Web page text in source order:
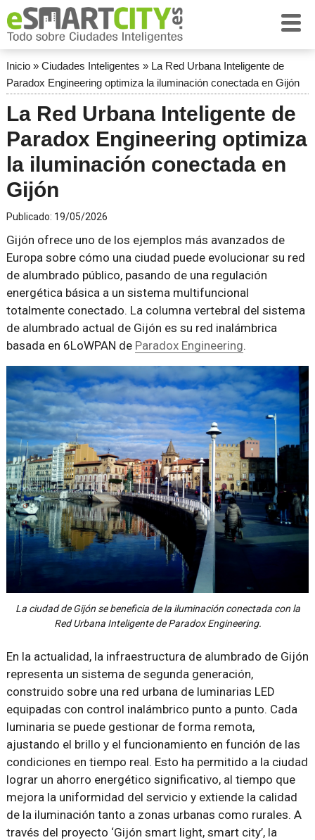
Inicio» Ciudades Inteligentes » La Red Urbana Inteligente de
Paradox Engineering optimiza la iluminación conectada en Gijón
La Red Urbana Inteligente de
Paradox Engineering optimiza
la iluminación conectada en
Gijón
Publicado: 19/05/2026
Gijón ofrece uno de los ejemplos más avanzados de
Europa sobre cómo una ciudad puede evolucionar su red
de alumbrado público, pasando de una regulación
energética básica a un sistema multifuncional
totalmente conectado. La columna vertebral del sistema
de alumbrado actual de Gijón es su red inalámbrica
basada en 6LoWPAN de Paradox Engineering.
La ciudad de Gijón se beneficia de la iluminación conectada con la
Red Urbana Inteligente de Paradox Engineering.
En la actualidad, la infraestructura de alumbrado de Gijón
representa un sistema de segunda generación,
construido sobre una red urbana de luminarias LED
equipadas con control inalámbrico punto a punto. Cada
luminaria se puede gestionar de forma remota,
ajustando el brillo y el funcionamiento en función de las
condiciones en tiempo real. Esto ha permitido a la ciudad
lograr un ahorro energético significativo, al tiempo que
mejora la uniformidad del servicio y extiende la calidad
de la iluminación tanto a zonas urbanas como rurales. A
través del proyecto ‘Gijón smart light, smart city’, la